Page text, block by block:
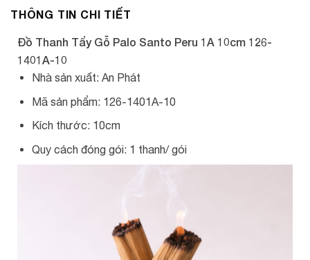
THÔNG TIN CHI TIẾT
Đồ Thanh Tẩy Gỗ Palo Santo Peru 1A 10cm 126-
1401A-10
Nhà sản xuất: An Phát
Mã sản phẩm: 126-1401A-10
Kích thước: 10cm
Quy cách đóng gói: 1 thanh/ gói